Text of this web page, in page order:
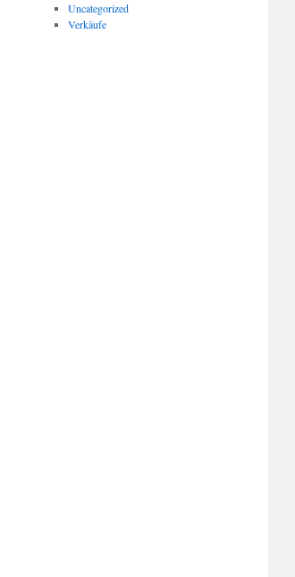
Uncategorized
Verkäufe